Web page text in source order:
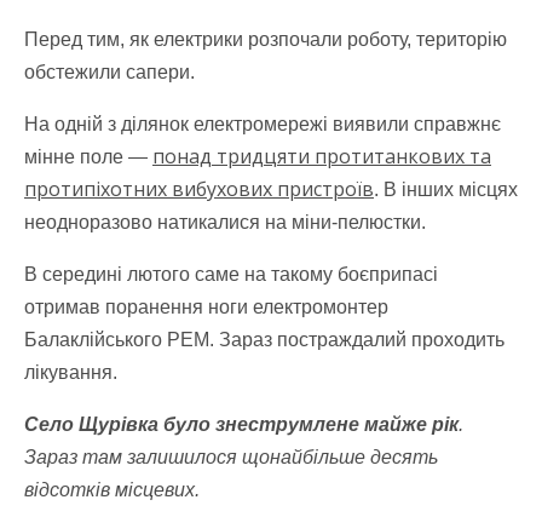
Перед тим, як електрики розпочали роботу, територію
обстежили сапери.
На одній з ділянок електромережі виявили справжнє
мінне поле — понад тридцяти протитанкових та
протипіхотних вибухових пристроїв. В інших місцях
неодноразово натикалися на міни-пелюстки.
В середині лютого саме на такому боєприпасі
отримав поранення ноги електромонтер
Балаклійського РЕМ. Зараз постраждалий проходить
лікування.
Село Щурівка було знеструмлене майже рік.
Зараз там залишилося щонайбільше десять
відсотків місцевих.